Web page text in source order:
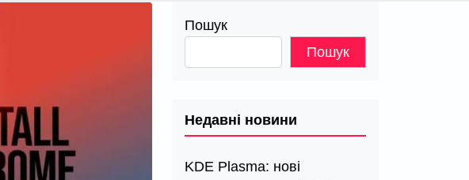
Пошук
Пошук
Недавні новини
KDE Plasma: нові